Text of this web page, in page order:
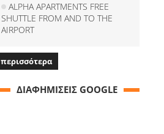
ALPHA APARTMENTS FREE
SHUTTLE FROM AND TO THE
AIRPORT
περισσότερα
ΔΙΑΦΗΜΙΣΕΙΣ GOOGLE